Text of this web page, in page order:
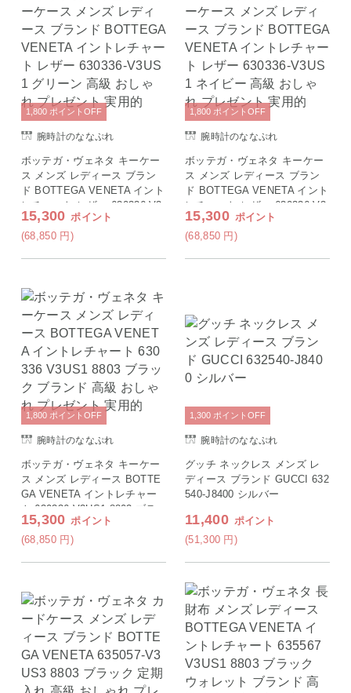
腕時計のななぷれ
ボッテガ・ヴェネタ キーケー
ス メンズ レディース ブラン
ド BOTTEGA VENETA イント
レチャート レザー 630336-V3
US1 グリーン 高級 おしゃれ
プレゼント 実用的
15,300 ポイント
(68,850 円 )
1,800 ポイント OFF
腕時計のななぷれ
ボッテガ・ヴェネタ キーケー
ス メンズ レディース ブラン
ド BOTTEGA VENETA イント
レチャート レザー 630336-V3
US1 ネイビー 高級 おしゃれ
プレゼント 実用的
15,300 ポイント
(68,850 円 )
1,800 ポイント OFF
腕時計のななぷれ
ボッテガ・ヴェネタ キーケー
ス メンズ レディース BOTTE
GA VENETA イントレチャー
ト 630336 V3US1 8803 ブラ
ック ブランド 高級 おしゃれ
プレゼント 実用的
15,300 ポイント
(68,850 円 )
1,800 ポイント OFF
腕時計のななぷれ
グッチ ネックレス メンズ レ
ディース ブランド GUCCI 632
540-J8400 シルバー
11,400 ポイント
(51,300 円 )
1,300 ポイント OFF